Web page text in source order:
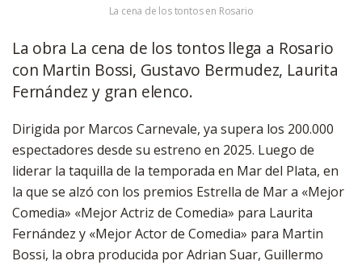
La cena de los tontos en Rosario
La obra La cena de los tontos llega a Rosario
con Martin Bossi, Gustavo Bermudez, Laurita
Fernández y gran elenco.
Dirigida por Marcos Carnevale, ya supera los 200.000
espectadores desde su estreno en 2025. Luego de
liderar la taquilla de la temporada en Mar del Plata, en
la que se alzó con los premios Estrella de Mar a «Mejor
Comedia» «Mejor Actriz de Comedia» para Laurita
Fernández y «Mejor Actor de Comedia» para Martin
Bossi, la obra producida por Adrian Suar, Guillermo